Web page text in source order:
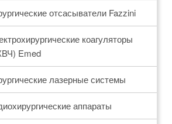
отсасыватели Fazzini
коагуляторы
Emed
лазерные системы
аппараты